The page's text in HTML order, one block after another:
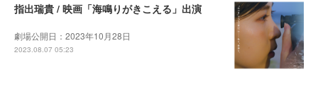
指出瑞貴 / 映画「海鳴りがきこえる」出演
劇場公開日：2023年10月28日
2023.08.07 05:23